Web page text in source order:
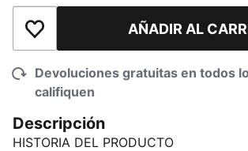
Añadir a la lista de deseos
AÑADIR AL
Devoluciones gratuitas en todos
califiquen
Descripción
HISTORIA DEL PRODUCTO